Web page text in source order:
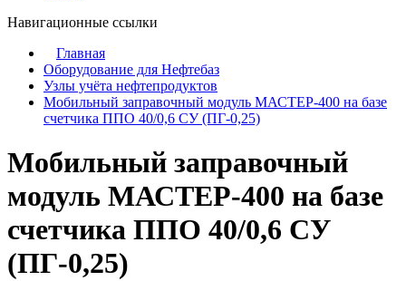
Навигационные ссылки
Главная
Оборудование для Нефтебаз
Узлы учёта нефтепродуктов
Мобильный заправочный модуль МАСТЕР-400 на базе
счетчика ППО 40/0,6 СУ (ПГ-0,25)
Мобильный заправочный
модуль МАСТЕР-400 на базе
счетчика ППО 40/0,6 СУ
(ПГ-0,25)